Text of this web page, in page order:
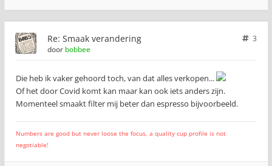
Re: Smaak verandering
3
door bobbee
Die heb ik vaker gehoord toch, van dat alles verkopen...
Of het door Covid komt kan maar kan ook iets anders zijn.
Momenteel smaakt filter mij beter dan espresso bijvoorbeeld.
Numbers are good but never loose the focus, a quality cup profile is not
negotiable!